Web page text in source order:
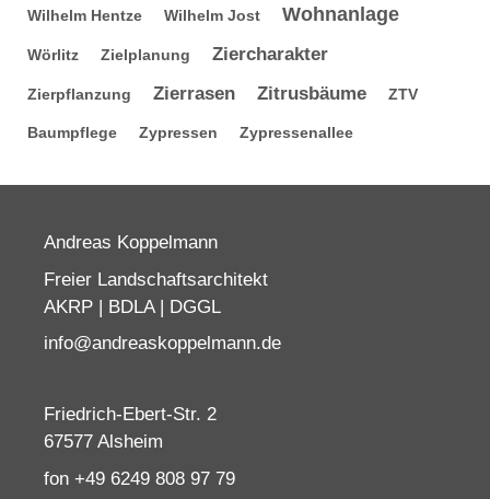
Wilhelm Hentze Wilhelm Jost Wohnanlage
Wörlitz Zielplanung Ziercharakter
Zierpflanzung Zierrasen Zitrusbäume ZTV
Baumpflege Zypressen Zypressenallee
Andreas Koppelmann
Freier Landschaftsarchitekt
AKRP | BDLA | DGGL
info@andreaskoppelmann.de
Friedrich-Ebert-Str. 2
67577 Alsheim
fon +49 6249 808 97 79